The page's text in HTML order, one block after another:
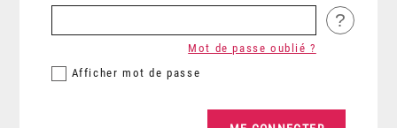
?
Afficher mot de passe
Mot de passe oublié ?